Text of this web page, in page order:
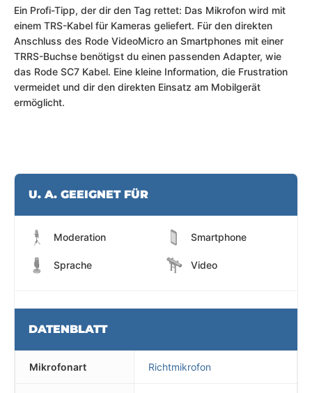
Ein Profi-Tipp, der dir den Tag rettet: Das Mikrofon wird mit
einem TRS-Kabel für Kameras geliefert. Für den direkten
Anschluss des Rode VideoMicro an Smartphones mit einer
TRRS-Buchse benötigst du einen passenden Adapter, wie
das Rode SC7 Kabel. Eine kleine Information, die Frustration
vermeidet und dir den direkten Einsatz am Mobilgerät
ermöglicht.
U. A. GEEIGNET FÜR
Moderation Smartphone
Sprache Video
DATENBLATT
Mikrofonart Richtmikrofon